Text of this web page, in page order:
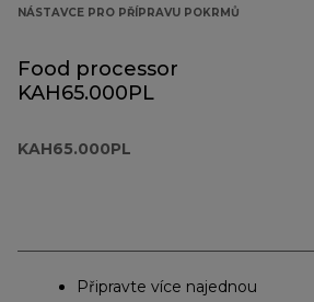
NÁSTAVCE PRO PŘÍPRAVU POKRMŮ
Food processor
KAH65.000PL
KAH65.000PL
Připravte více najednou